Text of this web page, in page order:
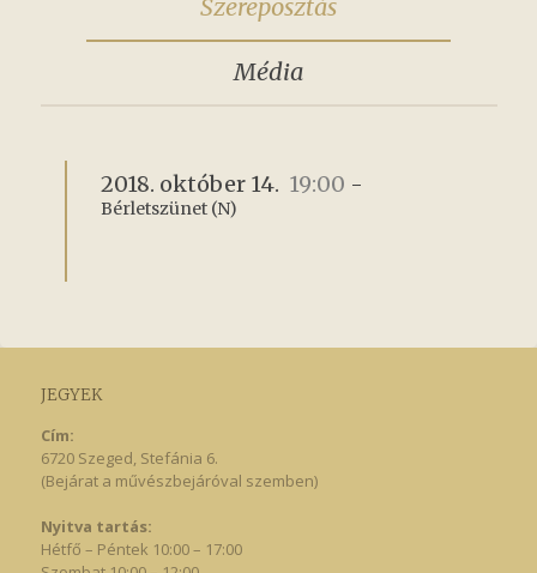
Szereposztás
Média
2018. október 14. 19:00 -
Bérletszünet (N)
JEGYEK
Cím:
6720 Szeged, Stefánia 6.
(Bejárat a művészbejáróval szemben)
Nyitva tartás:
Hétfő – Péntek 10:00 – 17:00